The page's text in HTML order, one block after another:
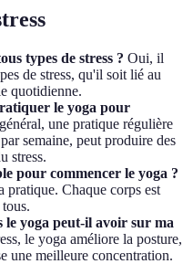
types de stress ? Oui, il
de stress, qu'il soit lié au
quotidienne.
le yoga pour
une pratique régulière
semaine, peut produire des
stress.
pour commencer le yoga ?
Chaque corps est
le yoga peut-il avoir sur ma
le yoga améliore la posture,
une meilleure concentration.